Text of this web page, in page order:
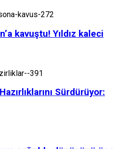
kavuştu! Yıldız kaleci
Sürdürüyor: